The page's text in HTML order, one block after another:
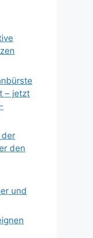
– jetzt
der
den
und